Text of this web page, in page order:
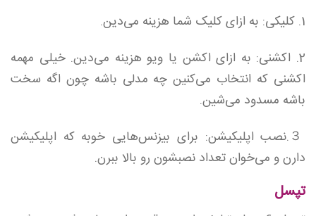
1. کلیکی: به ازای کلیک شما هزینه می‌دین.
2. اکشنی: به ازای اکشن یا ویو هزینه می‌دین. خیلی مهمه
اکشنی که انتخاب می‌کنین چه مدلی باشه چون اگه سخت
باشه مسدود می‌شین.
３.نصب اپلیکیشن: برای بیزنس‌هایی خوبه که اپلیکیشن
دارن و می‌خوان تعداد نصبشون رو بالا ببرن.
تپسل